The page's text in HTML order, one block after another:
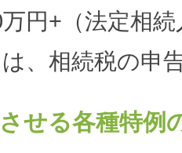
円+（法定相
、相続税の申
せる各種特例